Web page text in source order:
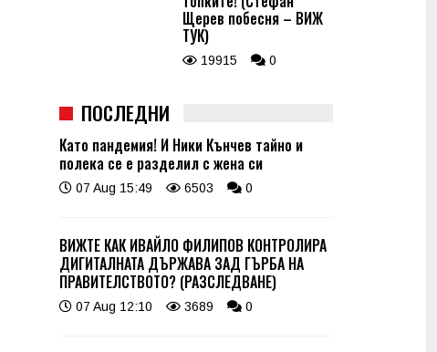
Щерев побесня – ВИЖ
ТУК)
19915 0
ПОСЛЕДНИ
Като пандемия! И Ники Кънчев тайно и
полека се е разделил с жена си
07 Aug 15:49 6503 0
ВИЖТЕ КАК ИВАЙЛО ФИЛИПОВ КОНТРОЛИРА
ДИГИТАЛНАТА ДЪРЖАВА ЗАД ГЪРБА НА
ПРАВИТЕЛСТВОТО? (РАЗСЛЕДВАНЕ)
07 Aug 12:10 3689 0